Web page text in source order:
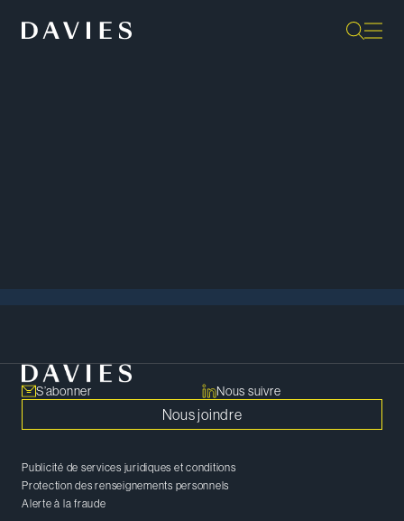
S’abonner Nous suivre
Nous joindre
Publicité de services juridiques et conditions
Protection des renseignements personnels
Alerte à la fraude